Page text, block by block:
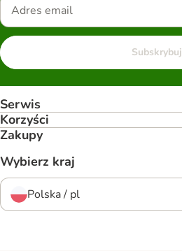
Subskrybuj
Serwis
Korzyści
Zakupy
Wybierz kraj
Polska / pl